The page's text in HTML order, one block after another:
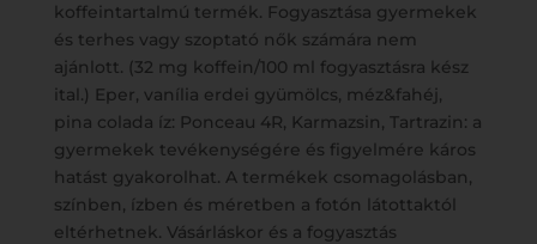
koffeintartalmú termék. Fogyasztása gyermekek
és terhes vagy szoptató nők számára nem
ajánlott. (32 mg koffein/100 ml fogyasztásra kész
ital.) Eper, vanília erdei gyümölcs, méz&fahéj,
pina colada íz: Ponceau 4R, Karmazsin, Tartrazin: a
gyermekek tevékenységére és figyelmére káros
hatást gyakorolhat. A termékek csomagolásban,
színben, ízben és méretben a fotón látottaktól
eltérhetnek. Vásárláskor és a fogyasztás